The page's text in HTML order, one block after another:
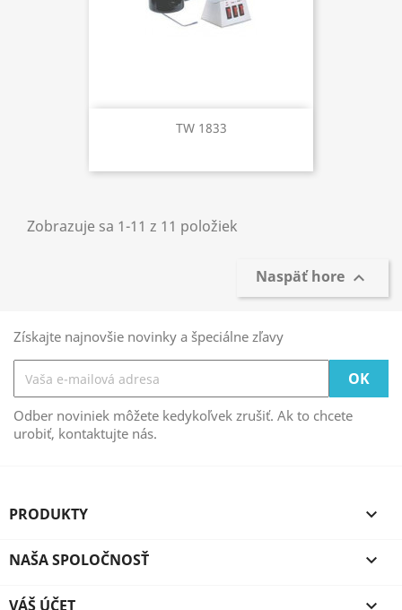
TW 1833
Zobrazuje sa 1-11 z 11 položiek
Naspäť hore 
Získajte najnovšie novinky a špeciálne zľavy
Odber noviniek môžete kedykoľvek zrušiť. Ak to chcete
urobiť, kontaktujte nás.
PRODUKTY 
NAŠA SPOLOČNOSŤ 
VÁŠ ÚČET